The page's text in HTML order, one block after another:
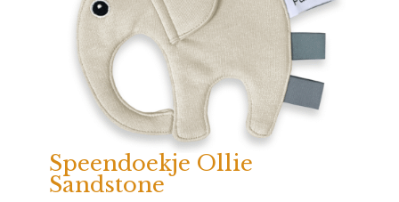
Speendoekje Ollie
Sandstone